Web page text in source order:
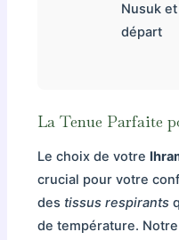
Nusuk
départ
La Tenue Parfaite
Le choix de votre
crucial pour votre
des tissus respirants
de température.